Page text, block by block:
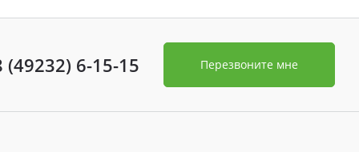
(49232) 6-15-15 Перезвоните мне